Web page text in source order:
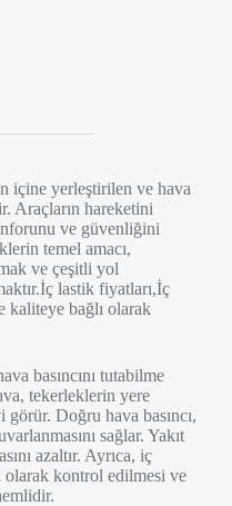
içine yerleştirilen ve hava
Araçların hareketini
ve güvenliğini
temel amacı,
ve çeşitli yol
lastik fiyatları,İç
kaliteye bağlı olarak
basıncını tutabilme
tekerleklerin yere
görür. Doğru hava basıncı,
sağlar. Yakıt
azaltır. Ayrıca, iç
olarak kontrol edilmesi ve